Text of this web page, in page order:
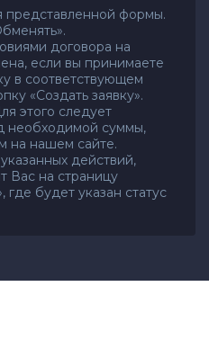
представленной формы.
договора на
если вы принимаете
в соответствующем
«Создать заявку».
этого следует
необходимой суммы,
на нашем сайте.
действий,
Вас на страницу
где будет указан статус